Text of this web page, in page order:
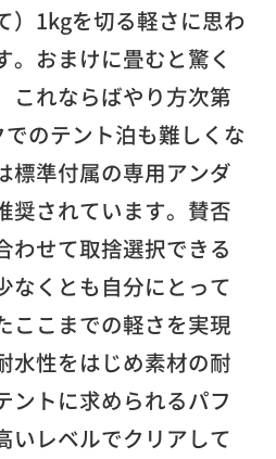
）1kgを切る軽さに思わ
。おまけに畳むと驚く
これならばやり方次第
のテント泊も難しくな
標準付属の専用アンダ
奨されています。賛否
わせて取捨選択できる
なくとも自分にとって
ここまでの軽さを実現
水性をはじめ素材の耐
ントに求められるパフ
いレベルでクリアして